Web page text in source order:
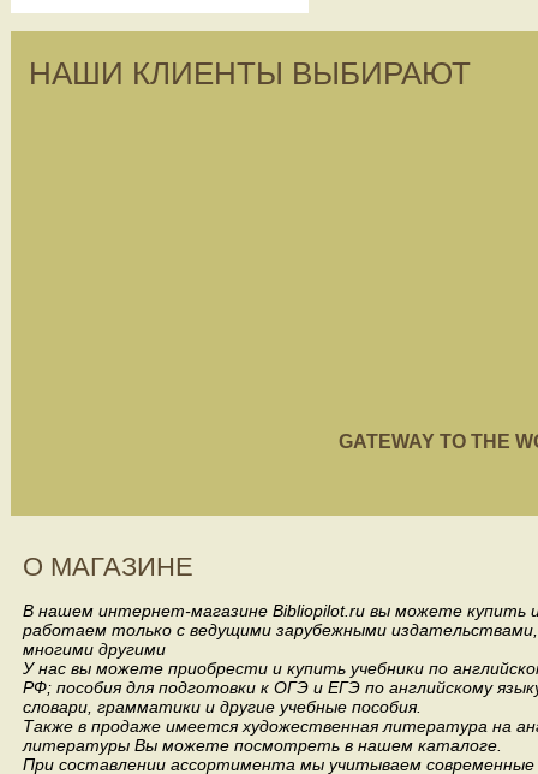
НАШИ КЛИЕНТЫ ВЫБИРАЮТ
GATEWAY TO THE
О МАГАЗИНЕ
В нашем интернет-магазине Bibliopilot.ru вы можете купить
работаем только с ведущими зарубежными издательствами,
многими другими
У нас вы можете приобрести и купить учебники по
РФ; пособия для подготовки к ОГЭ и ЕГЭ по английскому
словари, грамматики и другие учебные пособия.
Также в продаже имеется художественная литература на
литературы Вы можете посмотреть в нашем каталоге.
При составлении ассортимента мы учитываем